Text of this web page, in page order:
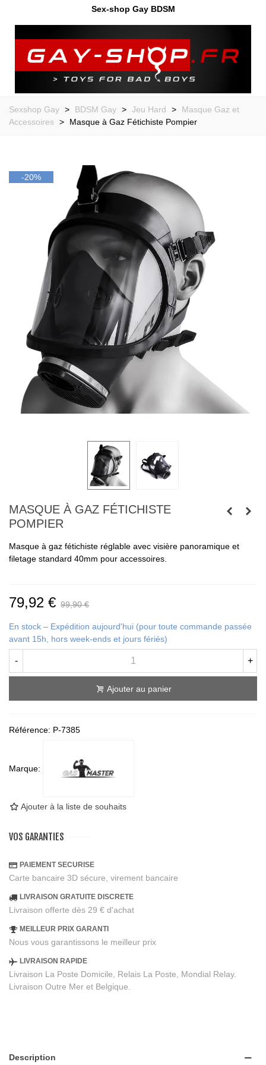
Sex-shop Gay BDSM
Sexshop Gay > BDSM Gay > Jeu Hard >
Masque Gaz et
Accessoires
> Masque à Gaz Fétichiste Pompier
-20%
MASQUE À GAZ FÉTICHISTE
POMPIER
Masque à gaz fétichiste réglable avec visière panoramique et
filetage standard 40mm pour accessoires.
79,92 € 99,90 €
En stock – Expédition aujourd'hui (pour toute commande passée
avant 15h, hors week-ends et jours fériés)
- +
Ajouter au panier
Référence: P-7385
Marque:
Ajouter à la liste de souhaits
VOS GARANTIES
PAIEMENT SECURISE
Carte bancaire 3D sécure, virement bancaire
LIVRAISON GRATUITE DISCRETE
Livraison offerte dès 29 € d'achat
MEILLEUR PRIX GARANTI
Nous vous garantissons le meilleur prix
LIVRAISON RAPIDE
Livraison La Poste Domicile, Relais La Poste, Mondial Relay.
Livraison Outre Mer et Belgique.
Description